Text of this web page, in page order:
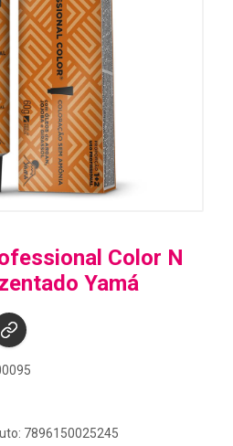
Color N
Yamá
7896150025245